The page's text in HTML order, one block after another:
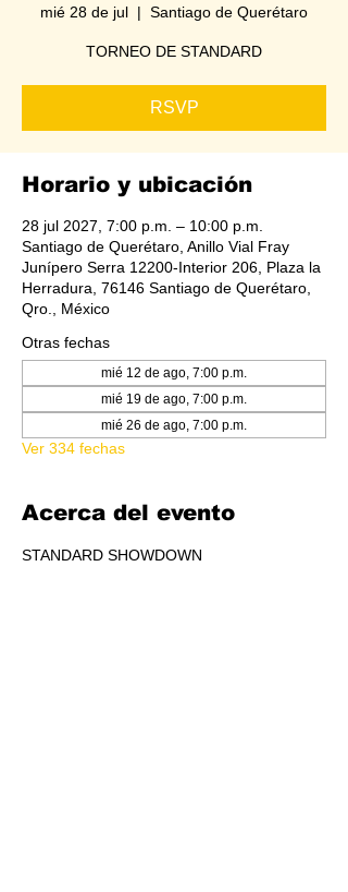
mié 28 de jul
  |
Santiago de Querétaro
TORNEO DE STANDARD
RSVP
Horario y ubicación
28 jul 2027, 7:00 p.m. – 10:00 p.m.
Santiago de Querétaro, Anillo Vial Fray
Junípero Serra 12200-Interior 206, Plaza la
Herradura, 76146 Santiago de Querétaro,
Qro., México
Otras fechas
mié 12 de ago, 7:00 p.m.
mié 19 de ago, 7:00 p.m.
mié 26 de ago, 7:00 p.m.
Ver 334 fechas
Acerca del evento
STANDARD SHOWDOWN